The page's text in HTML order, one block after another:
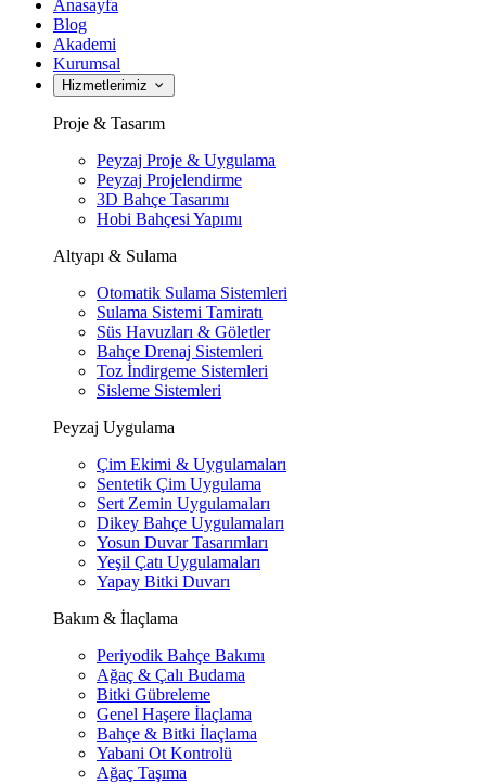
Anasayfa
Blog
Akademi
Kurumsal
Hizmetlerimiz
Proje & Tasarım
Peyzaj Proje & Uygulama
Peyzaj Projelendirme
3D Bahçe Tasarımı
Hobi Bahçesi Yapımı
Altyapı & Sulama
Otomatik Sulama Sistemleri
Sulama Sistemi Tamiratı
Süs Havuzları & Göletler
Bahçe Drenaj Sistemleri
Toz İndirgeme Sistemleri
Sisleme Sistemleri
Peyzaj Uygulama
Çim Ekimi & Uygulamaları
Sentetik Çim Uygulama
Sert Zemin Uygulamaları
Dikey Bahçe Uygulamaları
Yosun Duvar Tasarımları
Yeşil Çatı Uygulamaları
Yapay Bitki Duvarı
Bakım & İlaçlama
Periyodik Bahçe Bakımı
Ağaç & Çalı Budama
Bitki Gübreleme
Genel Haşere İlaçlama
Bahçe & Bitki İlaçlama
Yabani Ot Kontrolü
Ağaç Taşıma